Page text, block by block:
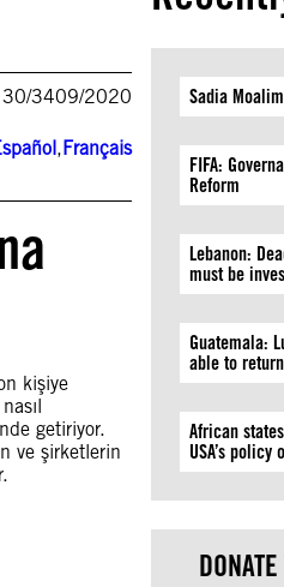
30/3409/2020
,Français
kişiye
getiriyor.
ve şirketlerin
Sadia
FIFA:
Reform
Lebanon:
must be
Guatemala:
able to
African
USA’s policy